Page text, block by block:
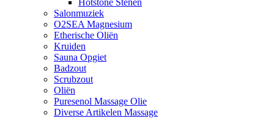
Hotstone Stenen
Salonmuziek
O2SEA Magnesium
Etherische Oliën
Kruiden
Sauna Opgiet
Badzout
Scrubzout
Oliën
Puresenol Massage Olie
Diverse Artikelen Massage